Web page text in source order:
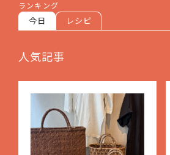
ランキング
今日 レシピ
人気記事